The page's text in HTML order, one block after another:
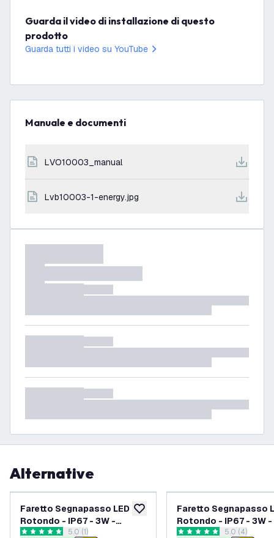
Guarda il video di installazione di questo
prodotto
Guarda tutti i video su YouTube
Manuale e documenti
LVO10003_manual
lvb10003-1-energy.jpg
Alternative
aggiungi alla lista desideri
Faretto Segnapasso LED
Rotondo - IP67 - 3W -
4000K - 1m Cavo - Nero
apri il cassetto delle recensioni
5 stelle di valutazione
5.0 (1)
Faretto Segnapasso
Rotondo - IP67 - 3W
- 1m Cavoapri il
5 stelle di valutazione
5.0 (4)